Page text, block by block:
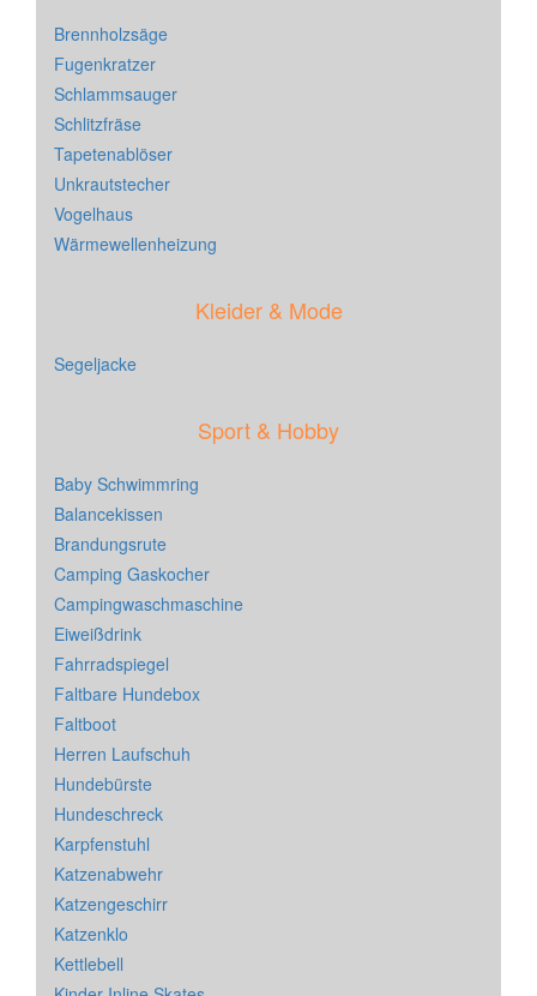
Brennholzsäge
Fugenkratzer
Schlammsauger
Schlitzfräse
Tapetenablöser
Unkrautstecher
Vogelhaus
Wärmewellenheizung
Kleider & Mode
Segeljacke
Sport & Hobby
Baby Schwimmring
Balancekissen
Brandungsrute
Camping Gaskocher
Campingwaschmaschine
Eiweißdrink
Fahrradspiegel
Faltbare Hundebox
Faltboot
Herren Laufschuh
Hundebürste
Hundeschreck
Karpfenstuhl
Katzenabwehr
Katzengeschirr
Katzenklo
Kettlebell